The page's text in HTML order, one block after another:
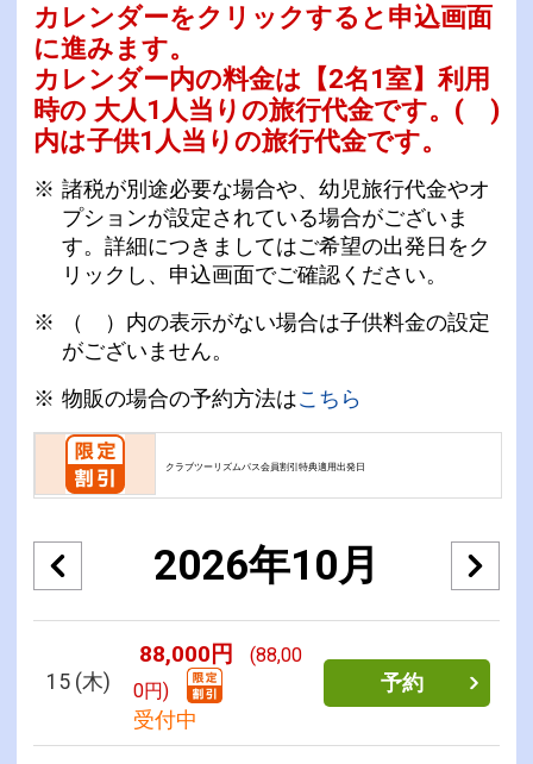
カレンダーをクリックすると申込画面
に進みます。
カレンダー内の料金は 【2名1室】利用
時の 大人1人当りの旅行代金です。 ( )
内は子供1人当りの旅行代金です。
諸税が別途必要な場合や、幼児旅行代金やオ
プションが設定されている場合がございま
す。詳細につきましてはご希望の出発日をク
リックし、申込画面でご確認ください。
（ ）内の表示がない場合は子供料金の設定
がございません。
物販の場合の予約方法はこちら
クラブツーリズムパス会員割引特典適用出発日
2026年10月
15 (木)
88,000円
(88,00
0円)
受付中
予約